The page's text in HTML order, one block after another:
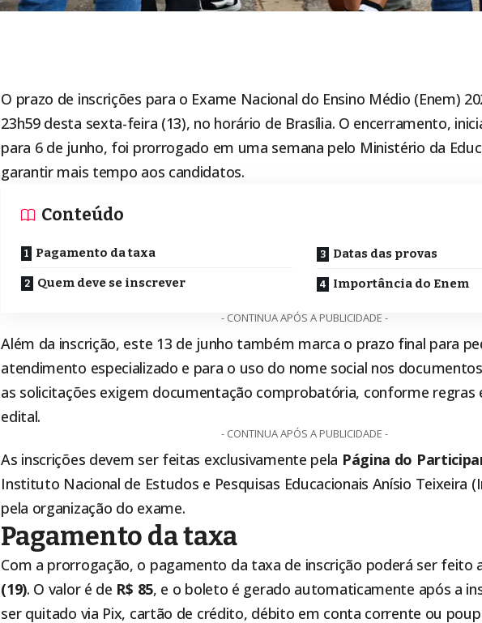
O prazo de inscrições para o Exame Nacional do Ensino Médio (Enem)
23h59 desta sexta-feira (13), no horário de Brasília. O encerramento,
para 6 de junho, foi prorrogado em uma semana pelo Ministério da
garantir mais tempo aos candidatos.
Conteúdo
Pagamento da taxa
Quem deve se inscrever
Datas das provas
Importância do Enem
- CONTINUA APÓS A PUBLICIDADE -
Além da inscrição, este 13 de junho também marca o prazo final para
atendimento especializado e para o uso do nome social nos
as solicitações exigem documentação comprobatória, conforme regras
edital.
- CONTINUA APÓS A PUBLICIDADE -
As inscrições devem ser feitas exclusivamente pela Página do
Instituto Nacional de Estudos e Pesquisas Educacionais Anísio Teixeira
pela organização do exame.
Pagamento da taxa
Com a prorrogação, o pagamento da taxa de inscrição poderá ser feito
(19). O valor é de R$ 85, e o boleto é gerado automaticamente após a
ser quitado via Pix, cartão de crédito, débito em conta corrente ou